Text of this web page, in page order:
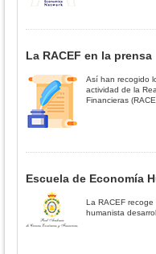
La RACEF en la prensa
Así han recogido
actividad de la
Financieras
Escuela de Economía
La RACEF
humanista